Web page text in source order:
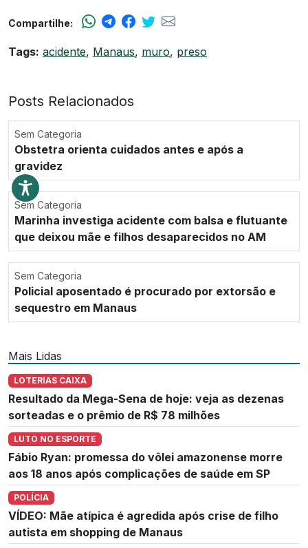
Compartilhe:
Tags: acidente, Manaus, muro, preso
Posts Relacionados
Sem Categoria
Obstetra orienta cuidados antes e após a
gravidez
Sem Categoria
Marinha investiga acidente com balsa e flutuante
que deixou mãe e filhos desaparecidos no AM
Sem Categoria
Policial aposentado é procurado por extorsão e
sequestro em Manaus
Mais Lidas
LOTERIAS CAIXA
Resultado da Mega-Sena de hoje: veja as dezenas
sorteadas e o prêmio de R$ 78 milhões
LUTO NO ESPORTE
Fábio Ryan: promessa do vôlei amazonense morre
aos 18 anos após complicações de saúde em SP
POLÍCIA
VÍDEO: Mãe atípica é agredida após crise de filho
autista em shopping de Manaus